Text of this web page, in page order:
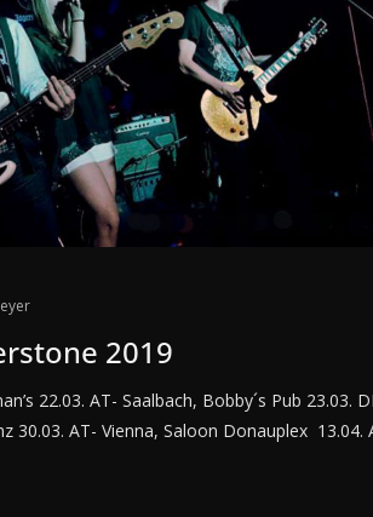
2019
22.03. AT- Saalbach, Bobby´s Pub 23.03.
30.03. AT- Vienna, Saloon Donauplex 13.04.